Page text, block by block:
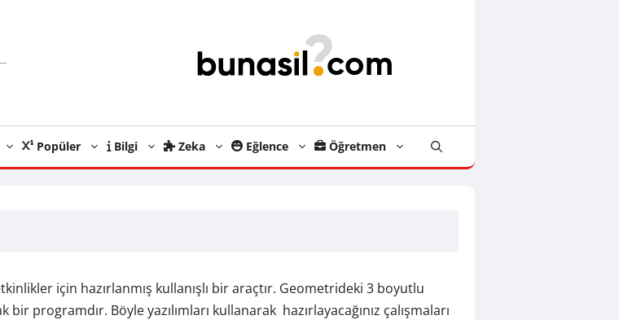
Popüler Bilgi Zeka Eğlence Öğretmen
için hazırlanmış kullanışlı bir araçtır. Geometrideki 3 boyutlu
programdır. Böyle yazılımları kullanarak hazırlayacağınız çalışmaları